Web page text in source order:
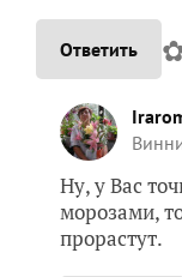
Ответить
Ну, у Вас
морозами,
прорастут.